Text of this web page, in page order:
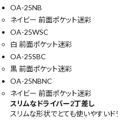
OA-25NB
ネイビー 前面ポケット迷彩
OA-25WSC
白 前面ポケット迷彩
OA-25SBC
黒 前面ポケット迷彩
OA-25NBNC
ネイビー 前面ポケット迷彩
スリムなドライバー2丁差し
スリムな形状でとても使いやすいド